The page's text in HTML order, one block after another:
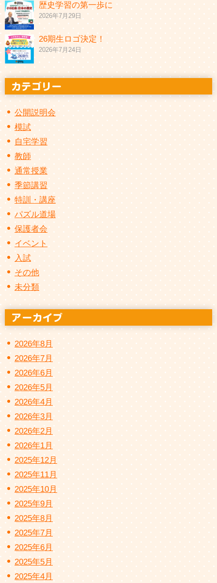
歴史学習の第一歩に
2026年7月29日
26期生ロゴ決定！
2026年7月24日
公開説明会
模試
自宅学習
教師
通常授業
季節講習
特訓・講座
パズル道場
保護者会
イベント
入試
その他
未分類
2026年8月
2026年7月
2026年6月
2026年5月
2026年4月
2026年3月
2026年2月
2026年1月
2025年12月
2025年11月
2025年10月
2025年9月
2025年8月
2025年7月
2025年6月
2025年5月
2025年4月